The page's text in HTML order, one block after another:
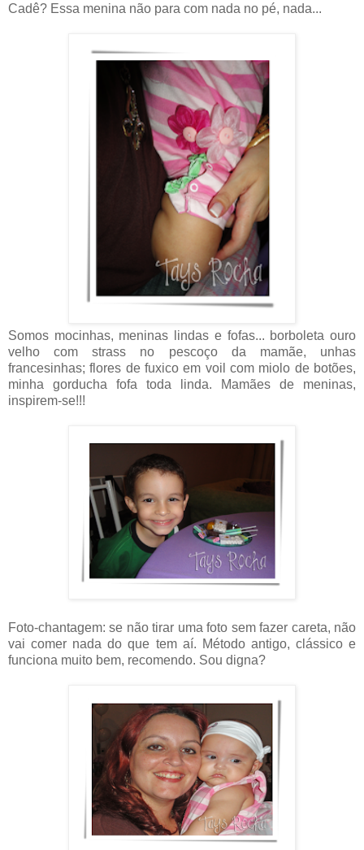
Cadê? Essa menina não para com nada no pé, nada...
Somos mocinhas, meninas lindas e fofas... borboleta ouro
velho com strass no pescoço da mamãe, unhas
francesinhas; flores de fuxico em voil com miolo de botões,
minha gorducha fofa toda linda. Mamães de meninas,
inspirem-se!!!
Foto-chantagem: se não tirar uma foto sem fazer careta, não
vai comer nada do que tem aí. Método antigo, clássico e
funciona muito bem, recomendo. Sou digna?